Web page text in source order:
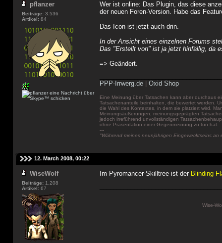
pflanzer
Beiträge: 3.536
Artikel: 84
Wer ist online: Das Plugin, das diese
der neuen Foren-Version. Habe das
Das Icon ist jetzt auch drin.
In der Ansicht eines einzelnen Forums
Das "Erstellt von" ist ja jetzt hinfällig, da
=> Geändert.
PPP-Irrwerg.de
Oxid Shop
Eine Meinung über Tatsachen kann aber durchaus
Tatsachenanteile beinhalten, die bewertet werden.
die Wahl des Kontextes, in dem sie platziert wird.
Meinungsäußerungen, meinungsgeprägten
jedoch irreführend unvollständigen
ohne Präsentation einer Gegenmeinung zu tun hat.
---
"Während meines neunjährigen Eingewecktseins
12. March 2008, 00:22
WiseWolf
Beiträge: 1.208
Artikel: 67
Im Pyromancer-Skilltree ist der Blinding
Wise-